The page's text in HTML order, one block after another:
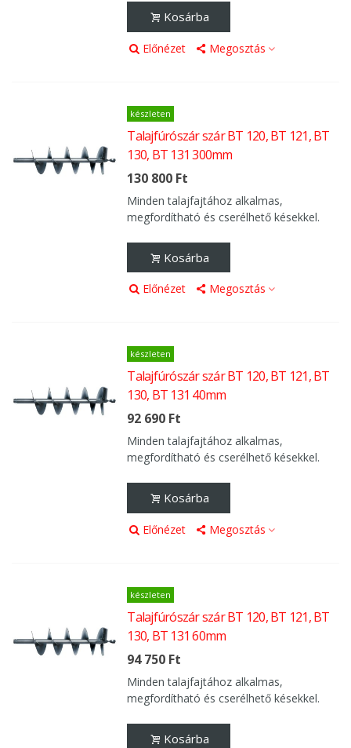
Kosárba
Előnézet Megosztás
készleten
Talajfúrószár szár BT 120, BT 121, BT
130, BT 131 300mm
130 800 Ft
Minden talajfajtához alkalmas,
megfordítható és cserélhető késekkel.
Kosárba
Előnézet Megosztás
készleten
Talajfúrószár szár BT 120, BT 121, BT
130, BT 131 40mm
92 690 Ft
Minden talajfajtához alkalmas,
megfordítható és cserélhető késekkel.
Kosárba
Előnézet Megosztás
készleten
Talajfúrószár szár BT 120, BT 121, BT
130, BT 131 60mm
94 750 Ft
Minden talajfajtához alkalmas,
megfordítható és cserélhető késekkel.
Kosárba